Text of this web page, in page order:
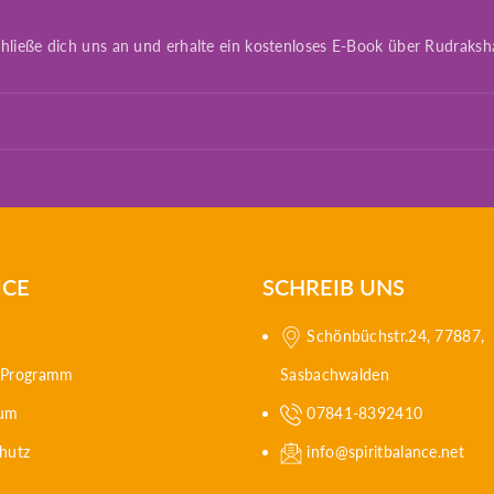
dich uns an und erhalte ein kostenloses E-Book über
SCHREIB UNS
Schönbüchstr.24, 77887,
Sasbachwalden
07841-8392410
info@spiritbalance.net